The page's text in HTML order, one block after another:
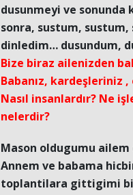
dusunmeyi ve
sonra, sustum,
dinledim… dusundum,
Bize biraz ailenizden
Babanız, kardeşleriniz
Nasıl insanlardır? Ne
nelerdir?
Mason oldugumu
Annem ve babama
toplantilara gittigimi